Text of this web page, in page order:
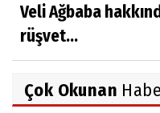
Veli Ağbaba
rüşvet...
Çok Okunan